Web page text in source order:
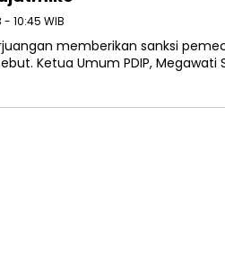
10:45 WIB
memberikan sanksi
Ketua Umum PDIP, Megawati